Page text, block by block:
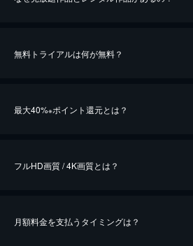
無料トライアルは何が無料？
最大40%※ポイント還元とは？
※40％ポイント還元の対象は、クレジットカード決済に
フルHD画質 / 4K画質とは？
月額料金を支払うタイミングは？